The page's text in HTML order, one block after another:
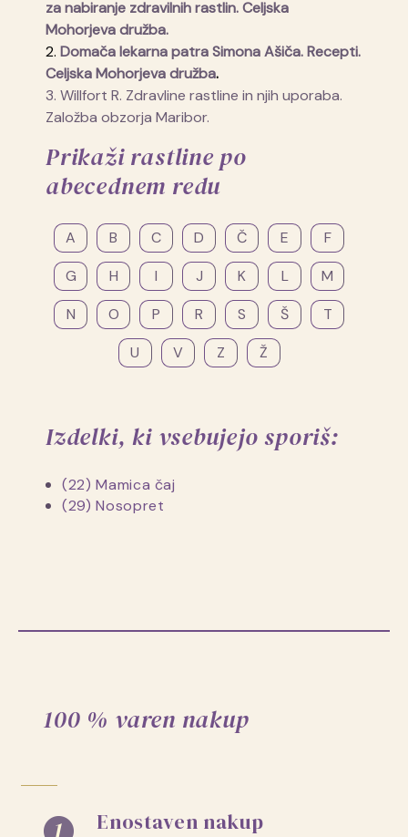
za nabiranje zdravilnih rastlin. Celjska
Mohorjeva družba.
2. Domača lekarna patra Simona Ašiča. Recepti.
Celjska Mohorjeva družba.
3. Willfort R. Zdravline rastline in njih uporaba.
Založba obzorja Maribor.
Prikaži rastline po
abecednem redu
A B C D Č E
F
G
H I J K L
M
N
O P R S Š
T
U
V Z Ž
Izdelki, ki vsebujejo sporiš:
(22) Mamica čaj
(29) Nosopret
100 % varen nakup
Enostaven nakup